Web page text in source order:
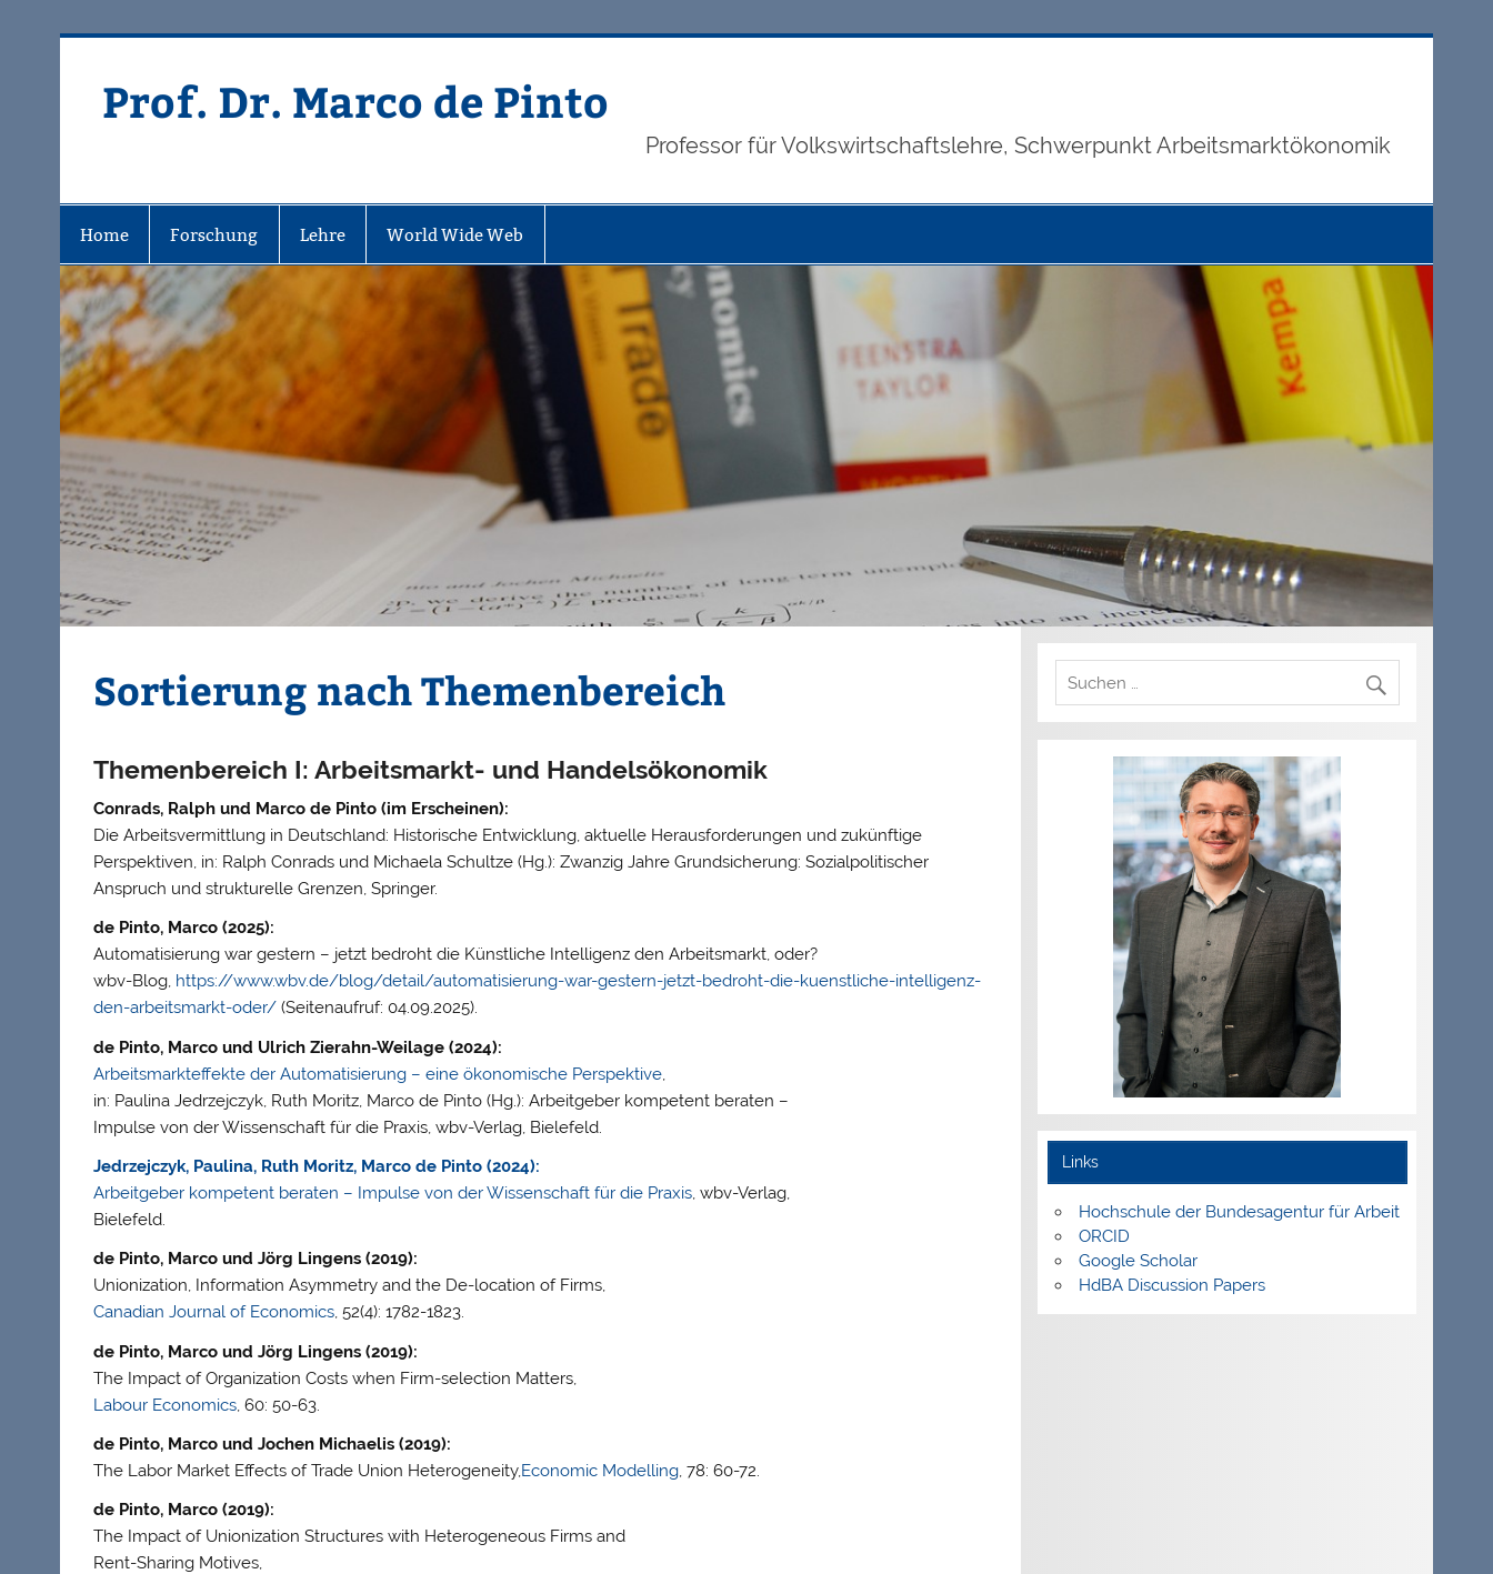
Prof. Dr. Marco de Pinto
Professor für Volkswirtschaftslehre, Schwerpunkt Arbeitsmarktökonomik
Home Forschung Lehre World Wide Web
Sortierung nach Themenbereich
Themenbereich I: Arbeitsmarkt- und Handelsökonomik
Conrads, Ralph und Marco de Pinto (im Erscheinen):
Die Arbeitsvermittlung in Deutschland: Historische Entwicklung, aktuelle Herausforderungen und zukünftige
Perspektiven, in: Ralph Conrads und Michaela Schultze (Hg.): Zwanzig Jahre Grundsicherung: Sozialpolitischer
Anspruch und strukturelle Grenzen, Springer.
de Pinto, Marco (2025):
Automatisierung war gestern – jetzt bedroht die Künstliche Intelligenz den Arbeitsmarkt, oder?
wbv-Blog, https://www.wbv.de/blog/detail/automatisierung-war-gestern-jetzt-bedroht-die-kuenstliche-intelligenz-
den-arbeitsmarkt-oder/ (Seitenaufruf: 04.09.2025).
de Pinto, Marco und Ulrich Zierahn-Weilage (2024):
Arbeitsmarkteffekte der Automatisierung – eine ökonomische Perspektive
in: Paulina Jedrzejczyk, Ruth Moritz, Marco de Pinto (Hg.): Arbeitgeber kompetent beraten –
Impulse von der Wissenschaft für die Praxis, wbv-Verlag, Bielefeld.
Jedrzejczyk, Paulina, Ruth Moritz, Marco de Pinto (2024):
Arbeitgeber kompetent beraten – Impulse von der Wissenschaft für die Praxis, wbv-Verlag,
Bielefeld.
de Pinto, Marco und Jörg Lingens (2019):
Unionization, Information Asymmetry and the De-location of Firms,
Canadian Journal of Economics, 52(4): 1782-1823.
de Pinto, Marco und Jörg Lingens (2019):
The Impact of Organization Costs when Firm-selection Matters,
Labour Economics, 60: 50-63.
de Pinto, Marco und Jochen Michaelis (2019):
The Labor Market Effects of Trade Union Heterogeneity,Economic Modelling, 78: 60-72.
de Pinto, Marco (2019):
The Impact of Unionization Structures with Heterogeneous Firms and
Rent-Sharing Motives,
Links
Hochschule der Bundesagentur für Arbeit
ORCID
Google Scholar
HdBA Discussion Papers